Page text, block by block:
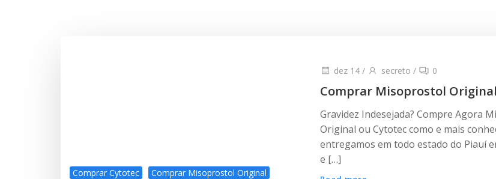
Comprar Cytotec
Comprar Misoprostol Original
dez 14 / secreto / 0
Comprar Misoprostol
Gravidez Indesejada? Compre Agora
Original ou Cytotec como e mais
entregamos em todo estado do Piauí
e […]